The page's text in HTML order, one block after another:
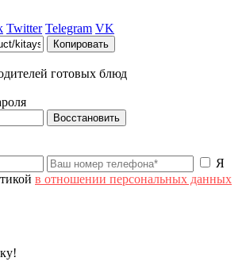
Twitter Telegram VK
Копировать
готовых блюд
Восстановить
Я
в отношении персональных данных